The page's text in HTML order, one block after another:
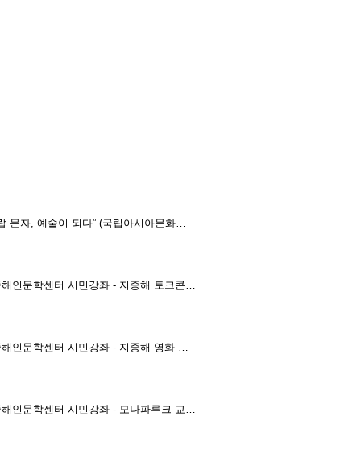
문자, 예술이 되다” (국립아시아문화…
인문학센터 시민강좌 - 지중해 토크콘…
인문학센터 시민강좌 - 지중해 영화 …
인문학센터 시민강좌 - 모나파루크 교…